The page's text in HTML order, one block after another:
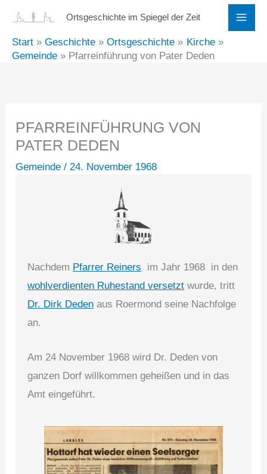
springen
Ortsgeschichte im Spiegel der Zeit
Start Geschichte Ortsgeschichte
Kirche
Gemeinde
Pfarreinführung von Pater Deden
PFARREINFÜHRUNG VON
PATER DEDEN
Gemeinde /24. November 1968
Nachdem Pfarrer Reiners im Jahr 1968 in den
wohlverdienten Ruhestand versetzt wurde, tritt
Dr. Dirk Deden aus Roermond seine Nachfolge
an.
Am 24 November 1968 wird Dr. Deden von
ganzen Dorf willkommen geheißen und in das
Amt eingeführt.